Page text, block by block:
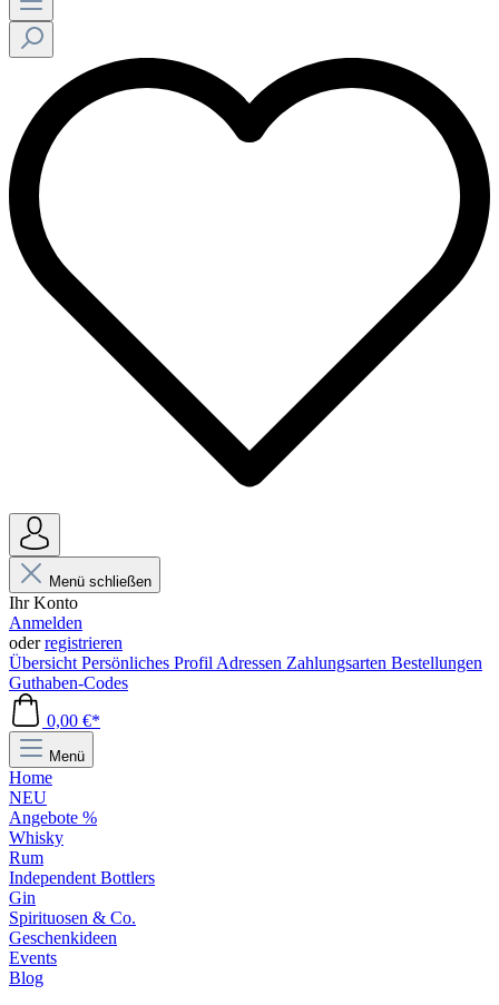
Menü schließen
Ihr Konto
Anmelden
oderregistrieren
Übersicht Persönliches Profil Adressen Zahlungsarten Bestellungen
Guthaben-Codes
0,00 €*
Menü
Home
NEU
Angebote %
Whisky
Rum
Independent Bottlers
Gin
Spirituosen & Co.
Geschenkideen
Events
Blog